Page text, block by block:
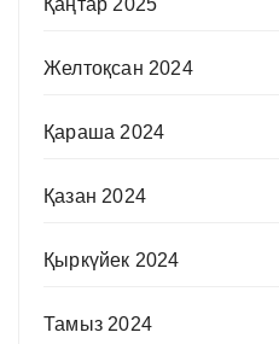
Қаңтар 2025
Желтоқсан 2024
Қараша 2024
Қазан 2024
Қыркүйек 2024
Тамыз 2024